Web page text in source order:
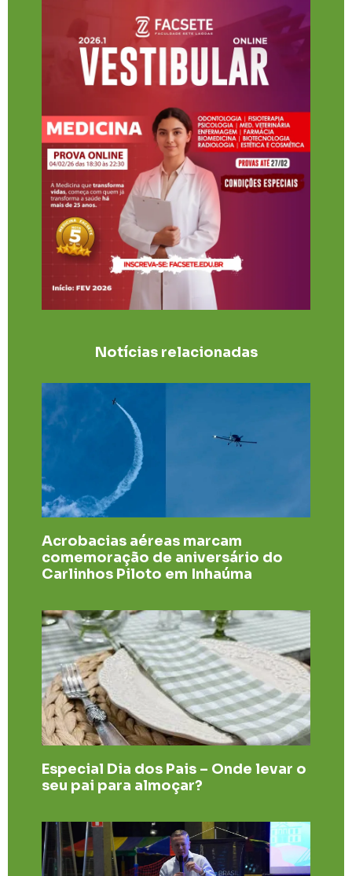
Notícias relacionadas
Acrobacias aéreas marcam
comemoração de aniversário do
Carlinhos Piloto em Inhaúma
Especial Dia dos Pais – Onde levar o
seu pai para almoçar?